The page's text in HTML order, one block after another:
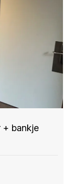
+ bankje